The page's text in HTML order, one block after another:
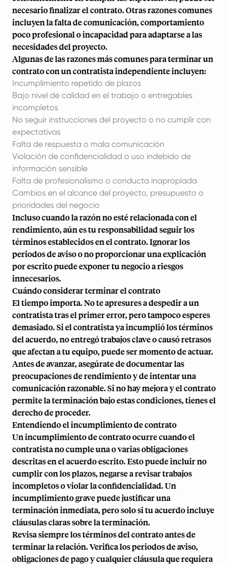
necesario finalizar el contrato. Otras razones comunes
incluyen la falta de comunicación, comportamiento
poco profesional o incapacidad para adaptarse a las
necesidades del proyecto.
Algunas de las razones más comunes para terminar un
contrato con un contratista independiente incluyen:
Incumplimiento repetido de plazos
Bajo nivel de calidad en el trabajo o entregables
incompletos
No seguir instrucciones del proyecto o no cumplir con
expectativas
Falta de respuesta o mala comunicación
Violación de confidencialidad o uso indebido de
información sensible
Falta de profesionalismo o conducta inapropiada
Cambios en el alcance del proyecto, presupuesto o
prioridades del negocio
Incluso cuando la razón no esté relacionada con el
rendimiento, aún es tu responsabilidad seguir los
términos establecidos en el contrato. Ignorar los
periodos de aviso o no proporcionar una explicación
por escrito puede exponer tu negocio a riesgos
innecesarios.
Cuándo considerar terminar el contrato
El tiempo importa. No te apresures a despedir a un
contratista tras el primer error, pero tampoco esperes
demasiado. Si el contratista ya incumplió los términos
del acuerdo, no entregó trabajos clave o causó retrasos
que afectan a tu equipo, puede ser momento de actuar.
Antes de avanzar, asegúrate de documentar las
preocupaciones de rendimiento y de intentar una
comunicación razonable. Si no hay mejora y el contrato
permite la terminación bajo estas condiciones, tienes el
derecho de proceder.
Entendiendo el incumplimiento de contrato
Un incumplimiento de contrato ocurre cuando el
contratista no cumple una o varias obligaciones
descritas en el acuerdo escrito. Esto puede incluir no
cumplir con los plazos, negarse a revisar trabajos
incompletos o violar la confidencialidad. Un
incumplimiento grave puede justificar una
terminación inmediata, pero solo si tu acuerdo incluye
cláusulas claras sobre la terminación.
Revisa siempre los términos del contrato antes de
terminar la relación. Verifica los periodos de aviso,
obligaciones de pago y cualquier cláusula que requiera